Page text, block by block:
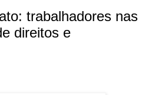
trabalhadores nas
direitos e